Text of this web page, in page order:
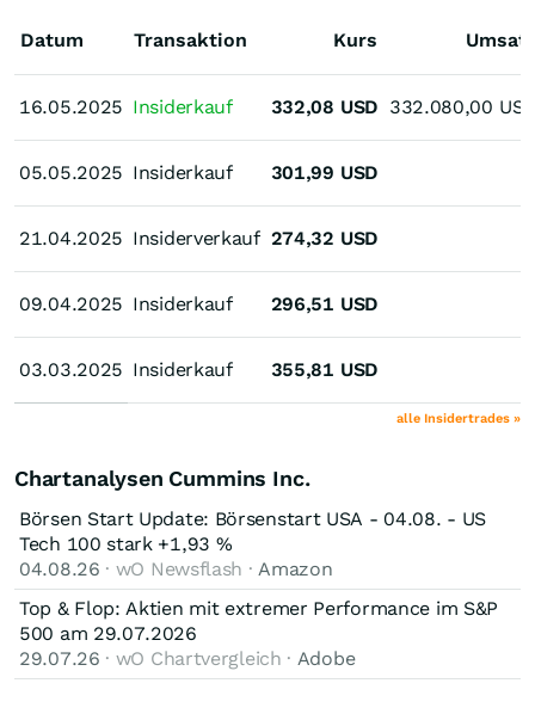
Datum
16.05.2025
05.05.2025
21.04.2025
09.04.2025
03.03.2025
Transaktion Kurs Umsatz
16.05.2025 Insiderkauf 332,08 USD 332.080,00
05.05.2025 Insiderkauf 301,99 USD
21.04.2025 Insiderverkauf 274,32 USD
09.04.2025 Insiderkauf 296,51 USD
03.03.2025 Insiderkauf 355,81 USD
alle Insidertrades »
Chartanalysen Cummins Inc.
Börsen Start Update: Börsenstart USA - 04.08. - US
Tech 100 stark +1,93 %
04.08.26 · wO Newsflash · Amazon
Top & Flop: Aktien mit extremer Performance im S&P
500 am 29.07.2026
29.07.26 · wO Chartvergleich · Adobe